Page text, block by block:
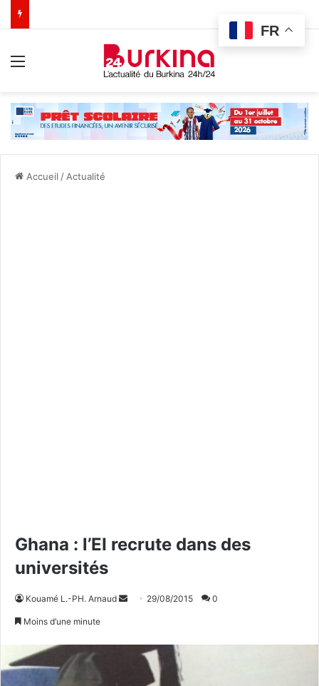
Accueil / Actualité
Ghana : l’EI recrute dans des
universités
Kouamé L.-PH. Arnaud 29/08/2015 0
Moins d’une minute
FR